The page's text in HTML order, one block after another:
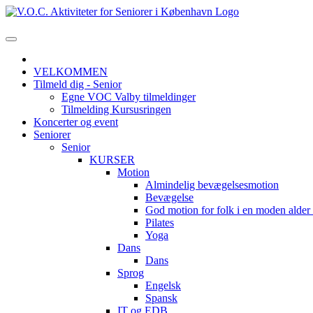
VELKOMMEN
Tilmeld dig - Senior
Egne VOC Valby tilmeldinger
Tilmelding Kursusringen
Koncerter og event
Seniorer
Senior
KURSER
Motion
Almindelig bevægelsesmotion
Bevægelse
God motion for folk i en moden
Pilates
Yoga
Dans
Dans
Sprog
Engelsk
Spansk
IT og EDB